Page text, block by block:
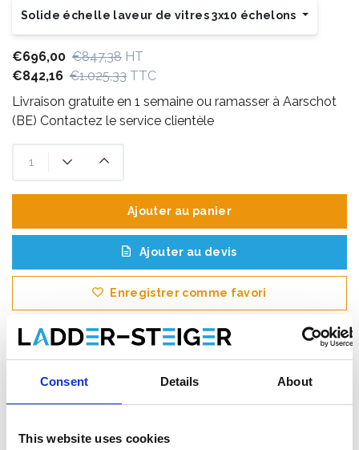
Consent Details About
This website uses cookies
Solide échelle laveur de vitres 3x10 échelons
€696,00 €847,38 HT
€842,16 €1.025,33 TTC
Livraison gratuite en 1 semaine ou ramasser à Aarschot
(BE) Contactez le service clientèle
Ajouter au panier
Ajouter au devis
Enregistrer comme favori